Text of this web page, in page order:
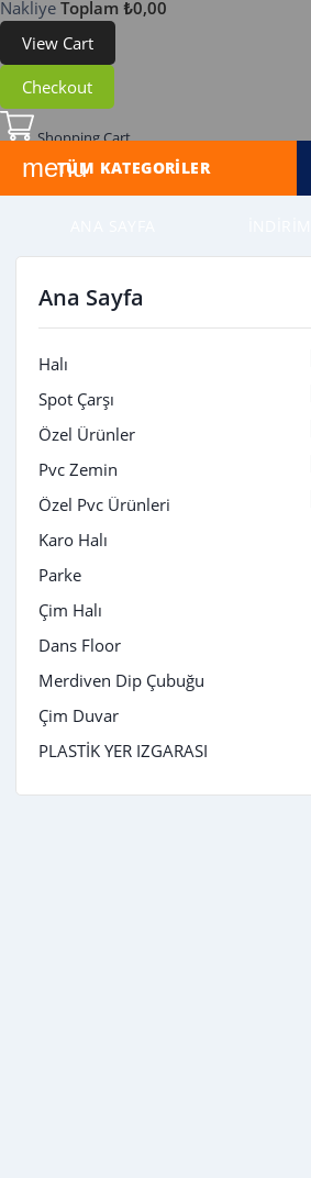
Nakliye Toplam ₺0,00
View Cart
Checkout
Shopping Cart
menuTÜM KATEGORILER
Ana Sayfa
Halı
Spot Çarşı
Özel Ürünler
Pvc Zemin
Özel Pvc Ürünleri
Karo Halı
Parke
Çim Halı
Dans Floor
Merdiven Dip Çubuğu
Çim Duvar
PLASTİK YER IZGARASI